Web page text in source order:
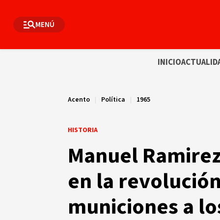
MENÚ
INICIO
Acento | Política | 1965
HISTORIA
Manuel
en la
municiones a